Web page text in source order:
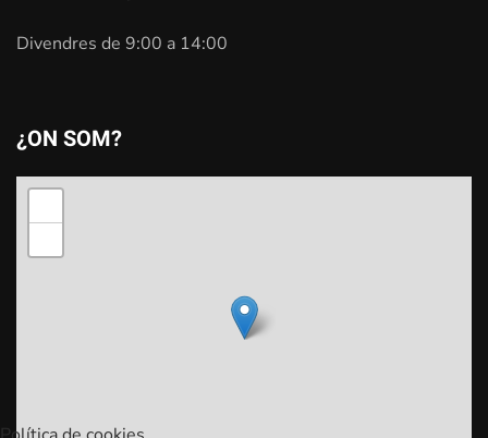
Divendres de 9:00 a 14:00
¿ON SOM?